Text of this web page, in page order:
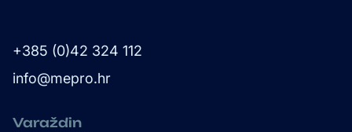
+385 (0)42 324 112
info@mepro.hr
Varaždin